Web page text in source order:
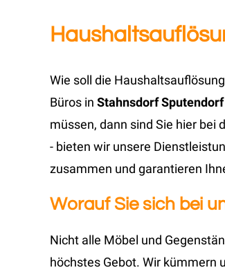
Wie soll die
Büros in Stahnsdorf Sputendorf
müssen, dann sind Sie hier bei
- bieten wir unsere
zusammen und garantieren
Worauf Sie sich bei
Nicht alle Möbel und
höchstes Gebot. Wir kümmern